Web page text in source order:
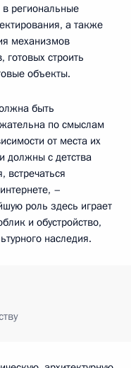
в региональные
а также
механизмов
готовых строить
объекты.
быть
по смыслам
от места их
должны с детства
встречаться
–
роль здесь играет
и обустройство,
наследия.